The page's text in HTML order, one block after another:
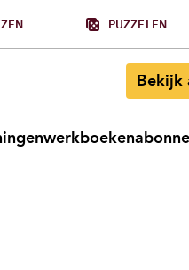
PUZZELEN
Bekijk
werkboeken